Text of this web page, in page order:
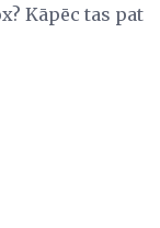
Kāpēc tas pat